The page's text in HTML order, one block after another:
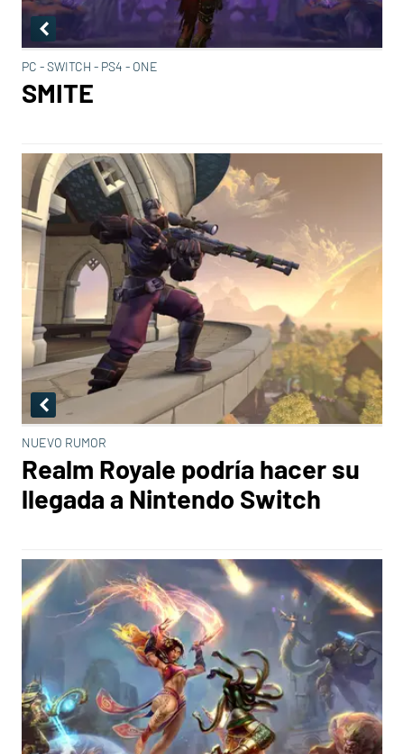
PC - SWITCH - PS4 - ONE
SMITE
NUEVO RUMOR
Realm Royale podría hacer su
llegada a Nintendo Switch